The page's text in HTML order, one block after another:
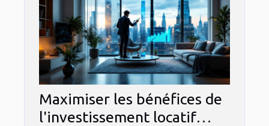
Maximiser les bénéfices de
l'investissement locatif